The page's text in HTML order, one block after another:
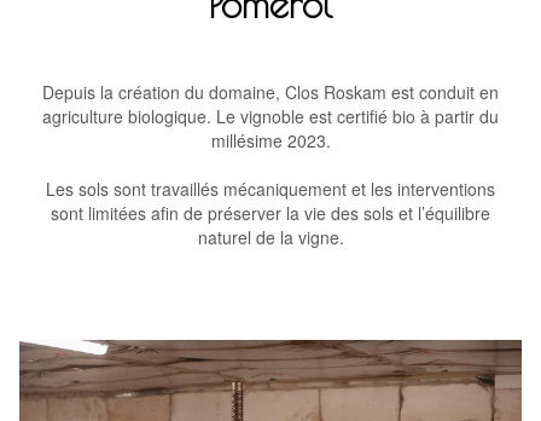
Depuis la création du domaine, Clos Roskam est conduit en
agriculture biologique. Le vignoble est certifié bio à partir du
millésime 2023.
Les sols sont travaillés mécaniquement et les interventions
sont limitées afin de préserver la vie des sols et l’équilibre
naturel de la vigne.